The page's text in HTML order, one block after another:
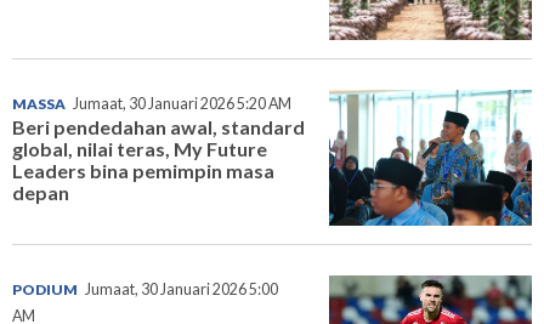
MASSA Jumaat, 30 Januari 2026 5:20 AM
Beri pendedahan awal, standard
global, nilai teras, My Future
Leaders bina pemimpin masa
depan
PODIUM Jumaat, 30 Januari 2026 5:00
AM